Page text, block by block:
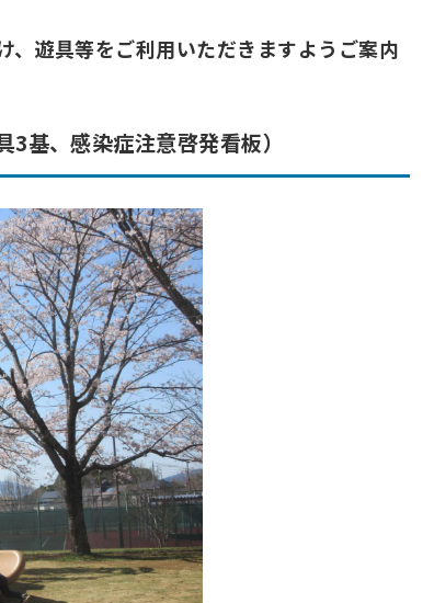
、遊具等をご利用いただきますようご案内
基、感染症注意啓発看板）